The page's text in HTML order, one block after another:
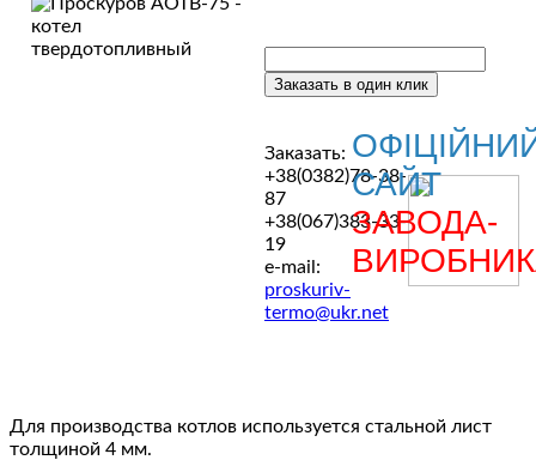
САЙТ
ЗАВОДА-
Заказать:
+38(0382)78-38-
87
+38(067)383-33-
19
e-mail:
proskuriv-
termo@ukr.net
Для производства котлов используется стальной лист
толщиной 4 мм.